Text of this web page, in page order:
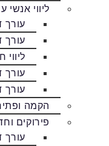
ליווי אנשי
עורך
עורך
ליווי
עורך
עורך
הקמה
פירוקים
עורך